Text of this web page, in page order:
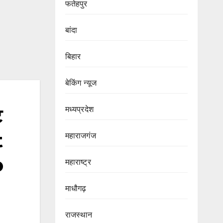
फतेहपुर
बांदा
बिहार
बेकिंग न्यूज
मध्यप्रदेश
महाराजगंज
महाराष्ट्र
माधौगढ़
राजस्थान